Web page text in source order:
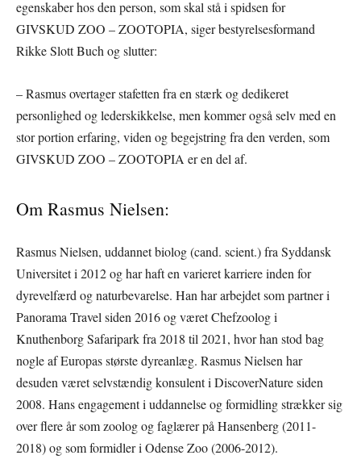
egenskaber hos den person, som skal stå i spidsen for
GIVSKUD ZOO – ZOOTOPIA, siger bestyrelsesformand
Rikke Slott Buch og slutter:
– Rasmus overtager stafetten fra en stærk og dedikeret
personlighed og lederskikkelse, men kommer også selv med en
stor portion erfaring, viden og begejstring fra den verden, som
GIVSKUD ZOO – ZOOTOPIA er en del af.
Om Rasmus Nielsen:
Rasmus Nielsen, uddannet biolog (cand. scient.) fra Syddansk
Universitet i 2012 og har haft en varieret karriere inden for
dyrevelfærd og naturbevarelse. Han har arbejdet som partner i
Panorama Travel siden 2016 og været Chefzoolog i
Knuthenborg Safaripark fra 2018 til 2021, hvor han stod bag
nogle af Europas største dyreanlæg. Rasmus Nielsen har
desuden været selvstændig konsulent i DiscoverNature siden
2008. Hans engagement i uddannelse og formidling strækker sig
over flere år som zoolog og faglærer på Hansenberg (2011-
2018) og som formidler i Odense Zoo (2006-2012).